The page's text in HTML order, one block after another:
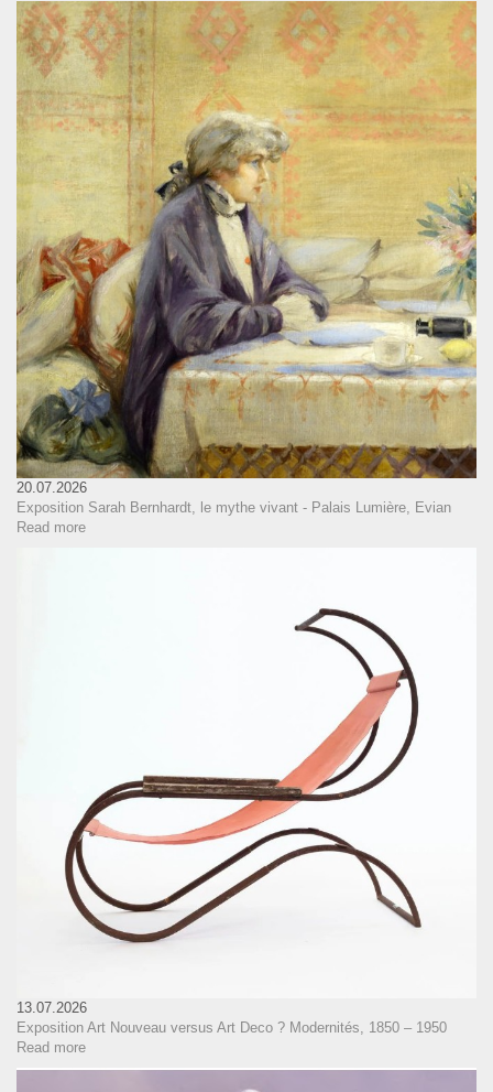
20.07.2026
Exposition Sarah Bernhardt, le mythe vivant - Palais Lumière, Evian
Read more
13.07.2026
Exposition Art Nouveau versus Art Deco ? Modernités, 1850 – 1950
Read more